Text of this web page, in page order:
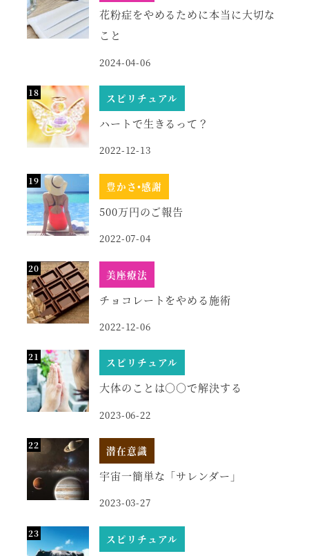
花粉症をやめるために本当に大切な
こと
2024-04-06
スピリチュアル
ハートで生きるって？
2022-12-13
豊かさ•感謝
500万円のご報告
2022-07-04
美座療法
チョコレートをやめる施術
2022-12-06
スピリチュアル
大体のことは○○で解決する
2023-06-22
潜在意識
宇宙一簡単な「サレンダー」
2023-03-27
スピリチュアル